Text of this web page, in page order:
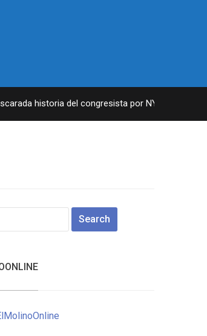
historia del congresista por NY George